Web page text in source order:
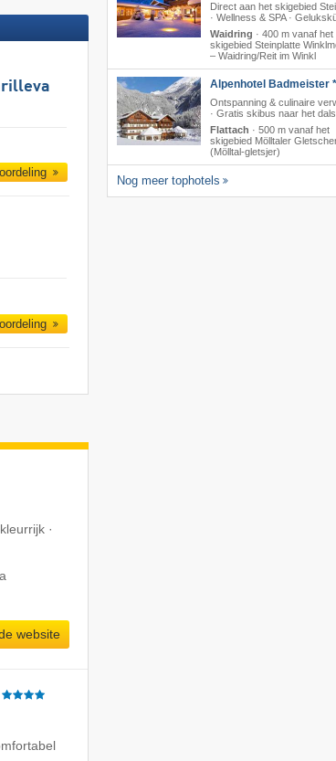
·
website
Direct aan het skigebied
· Wellness & SPA ·
Waidring · 400 m vanaf het
skigebied Steinplatte
– Waidring/​Reit im Winkl
Alpenhotel Badmeister
Ontspanning & culinaire
· Gratis skibus naar het
Flattach · 500 m vanaf het
skigebied Mölltaler
(Mölltal-gletsjer)
Nog meer tophotels